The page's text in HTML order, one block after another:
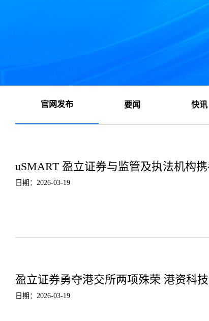
官网发布 要闻 快讯
uSMART 盈立证券与监管及执法机构
日期：2026-03-19
盈立证券勇夺港交所两项殊荣 港资科
日期：2026-03-19